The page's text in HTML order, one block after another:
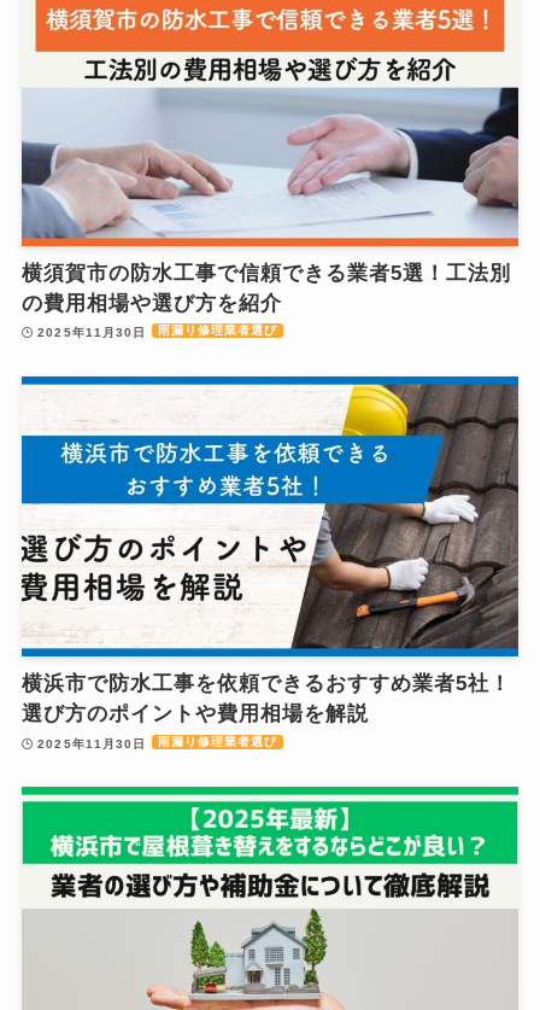
横須賀市の防水工事で信頼できる業者5選！工法別
の費用相場や選び方を紹介
2025年11月30日 雨漏り修理業者選び
横浜市で防水工事を依頼できるおすすめ業者5社！
選び方のポイントや費用相場を解説
2025年11月30日 雨漏り修理業者選び